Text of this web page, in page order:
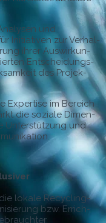
und
Ini­tia­tiv­en zur Ver­hal­
ihrer Auswirkun­
Entschei­dungs­
des Pro­jek­
Exper­tise im Bere­ich
die soziale Dimen­
Unter­stützung und
lokale Recy­cling-
bzw. Errich­